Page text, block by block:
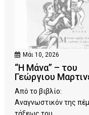
Μάι 10, 2026
“Η Μάνα” – του
Γεώργιου
Από το βιβλίο:
Αναγνωστικόν της